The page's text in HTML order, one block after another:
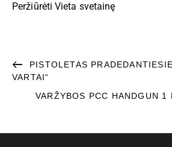
Peržiūrėti Vieta svetainę
PISTOLETAS
VARTAI“
VARŽYBOS PCC HANDGUN 1